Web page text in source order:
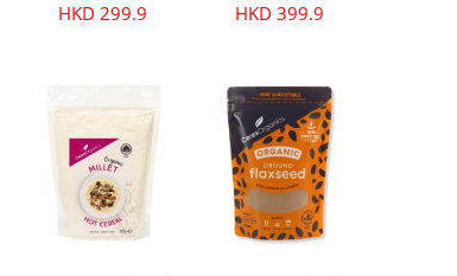
HKD 299.9 HKD 399.9